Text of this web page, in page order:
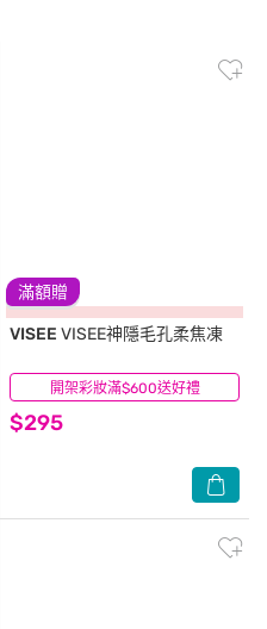
滿額贈
開架彩妝滿$600送好禮
VISEE VISEE神隱毛孔柔焦凍
$295
(5)